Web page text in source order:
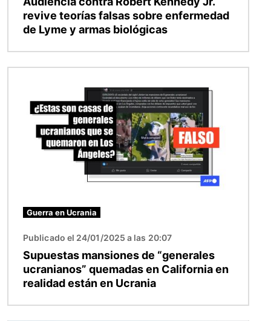
revive teorías falsas sobre enfermedad
de Lyme y armas biológicas
Guerra en Ucrania
Publicado el 24/01/2025 a las 20:07
Supuestas mansiones de “generales
ucranianos” quemadas en California en
realidad están en Ucrania